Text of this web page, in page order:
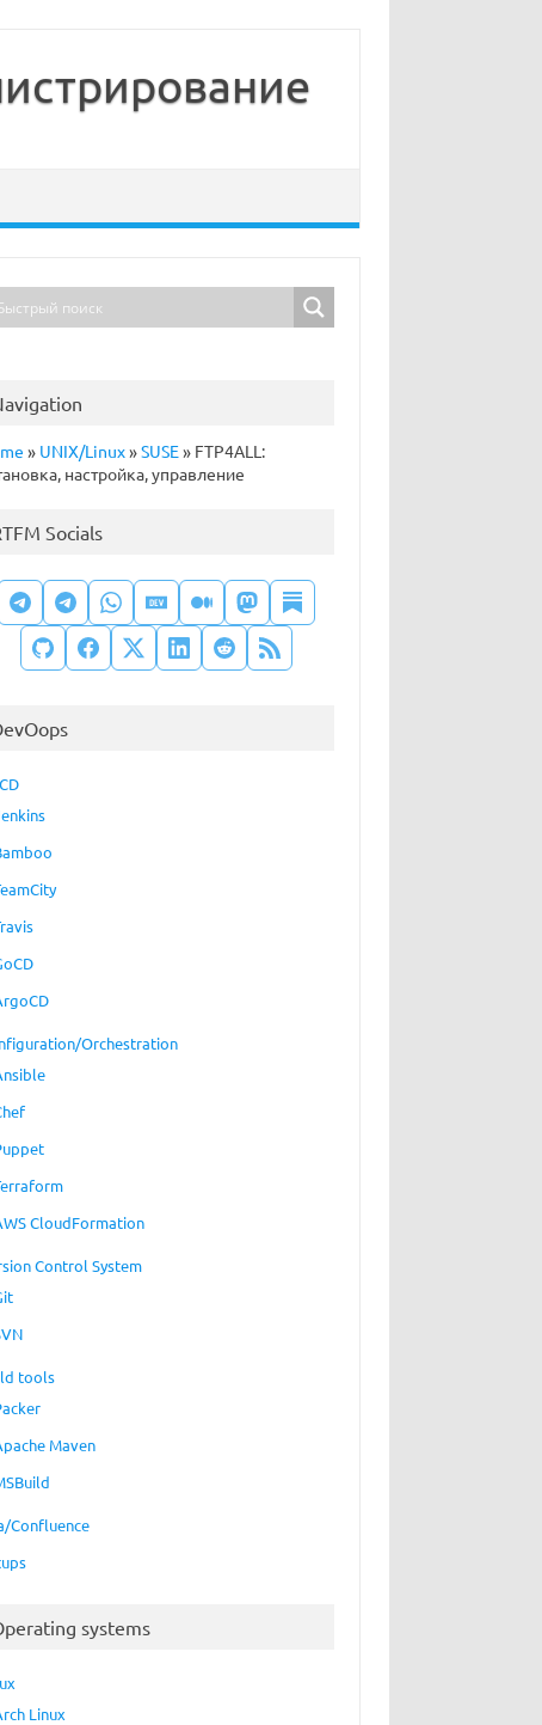
» UNIX/Linux»SUSE» FTP4ALL:
настройка, управление
Socials
Orchestration
CloudFormation
Control System
tools
Maven
Confluence
systems
Linux